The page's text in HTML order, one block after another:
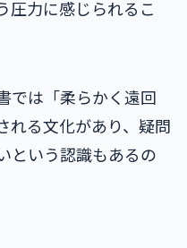
圧力に感じられるこ
では「柔らかく遠回
れる文化があり、疑問
という認識もあるの